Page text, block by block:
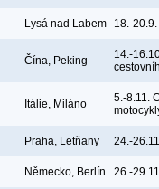
Lysá nad Labem 18.-20.9.
Čína, Peking
14.-
Itálie, Miláno
5.-8.11.
Praha, Letňany 24.-
Německo, Berlín 26.-